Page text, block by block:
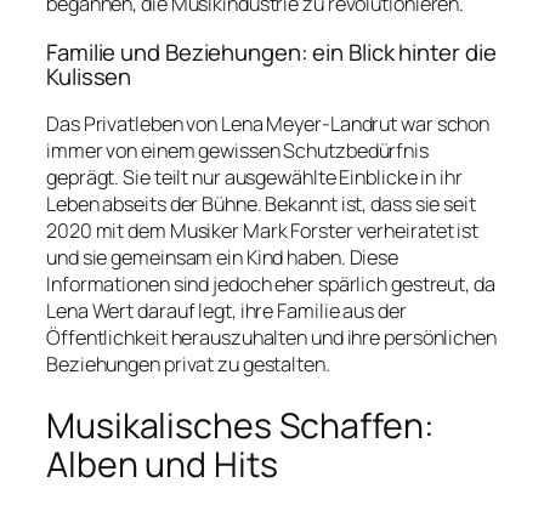
Familie und Beziehungen: ein Blick hinter die
Kulissen
Das Privatleben von Lena Meyer-Landrut war schon
immer von einem gewissen Schutzbedürfnis
geprägt. Sie teilt nur ausgewählte Einblicke in ihr
Leben abseits der Bühne. Bekannt ist, dass sie seit
2020 mit dem Musiker Mark Forster verheiratet ist
und sie gemeinsam ein Kind haben. Diese
Informationen sind jedoch eher spärlich gestreut, da
Lena Wert darauf legt, ihre Familie aus der
Öffentlichkeit herauszuhalten und ihre persönlichen
Beziehungen privat zu gestalten.
Musikalisches Schaffen:
Alben und Hits